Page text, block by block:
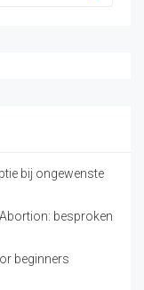
bij ongewenste
besproken
beginners